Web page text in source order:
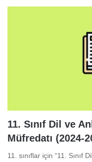
11. Sınıf Dil ve
Müfredatı (2024-
11. sınıflar için “11. Sınıf